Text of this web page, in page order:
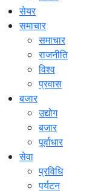
सेयर
समाचार
समाचार
राजनीति
विश्व
प्रवास
बजार
उद्योग
बजार
पूर्वाधार
सेवा
प्रविधि
पर्यटन